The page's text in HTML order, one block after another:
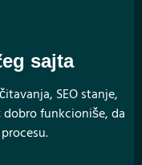
sajta
SEO stanje,
funkcioniše, da